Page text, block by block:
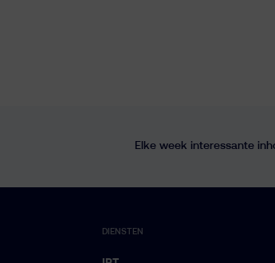
Elke week interessante
DIENSTEN